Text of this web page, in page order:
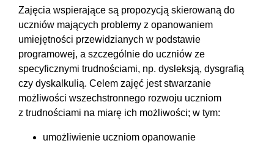
Zajęcia wspierające są propozycją skierowaną do
uczniów mających problemy z opanowaniem
umiejętności przewidzianych w podstawie
programowej, a szczególnie do uczniów ze
specyficznymi trudnościami, np. dysleksją, dysgrafią
czy dyskalkulią. Celem zajęć jest stwarzanie
możliwości wszechstronnego rozwoju uczniom
z trudnościami na miarę ich możliwości; w tym:
umożliwienie uczniom opanowanie